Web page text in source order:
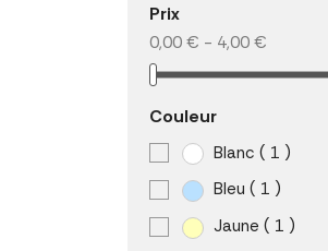
Prix
0,00 € - 4,00 €
Couleur
Blanc ( 1 )
Bleu ( 1 )
Jaune ( 1 )